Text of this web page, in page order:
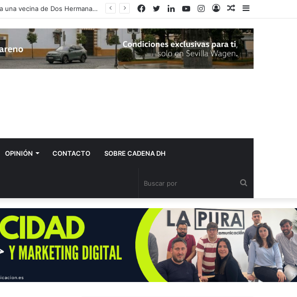
La Justicia cancela una deuda de más de 36.500 euros a una vecina de Dos Hermanas gracias a la Ley de la Segunda Oportunidad
lateral
Publicación
al
azar
Acceso
Instagram
YouTube
LinkedIn
Twitter
Facebook
OPINIÓN CONTACTO SOBRE CADENA DH
por